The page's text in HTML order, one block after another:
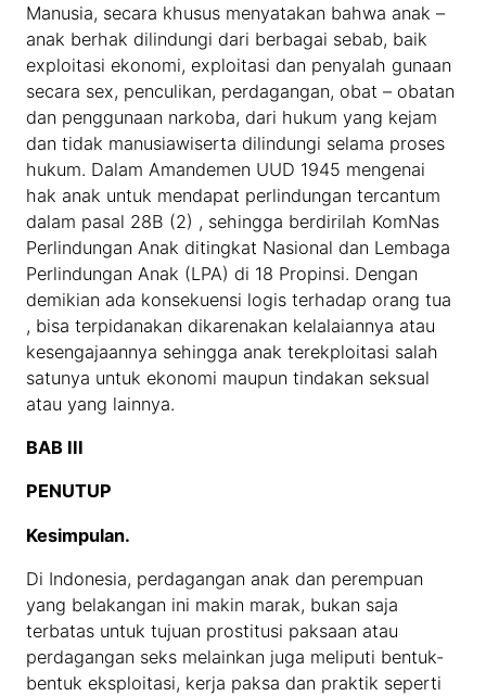
Manusia, secara khusus menyatakan bahwa anak –
anak berhak dilindungi dari berbagai sebab, baik
exploitasi ekonomi, exploitasi dan penyalah gunaan
secara sex, penculikan, perdagangan, obat – obatan
dan penggunaan narkoba, dari hukum yang kejam
dan tidak manusiawiserta dilindungi selama proses
hukum. Dalam Amandemen UUD 1945 mengenai
hak anak untuk mendapat perlindungan tercantum
dalam pasal 28B (2) , sehingga berdirilah KomNas
Perlindungan Anak ditingkat Nasional dan Lembaga
Perlindungan Anak (LPA) di 18 Propinsi. Dengan
demikian ada konsekuensi logis terhadap orang tua
, bisa terpidanakan dikarenakan kelalaiannya atau
kesengajaannya sehingga anak terekploitasi salah
satunya untuk ekonomi maupun tindakan seksual
atau yang lainnya.
BAB III
PENUTUP
Kesimpulan.
Di Indonesia, perdagangan anak dan perempuan
yang belakangan ini makin marak, bukan saja
terbatas untuk tujuan prostitusi paksaan atau
perdagangan seks melainkan juga meliputi bentuk-
bentuk eksploitasi, kerja paksa dan praktik seperti